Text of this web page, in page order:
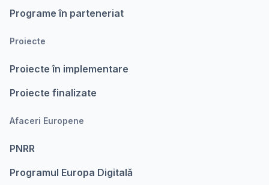
Programe în parteneriat
Proiecte
Proiecte în implementare
Proiecte finalizate
Afaceri Europene
PNRR
Programul Europa Digitalǎ